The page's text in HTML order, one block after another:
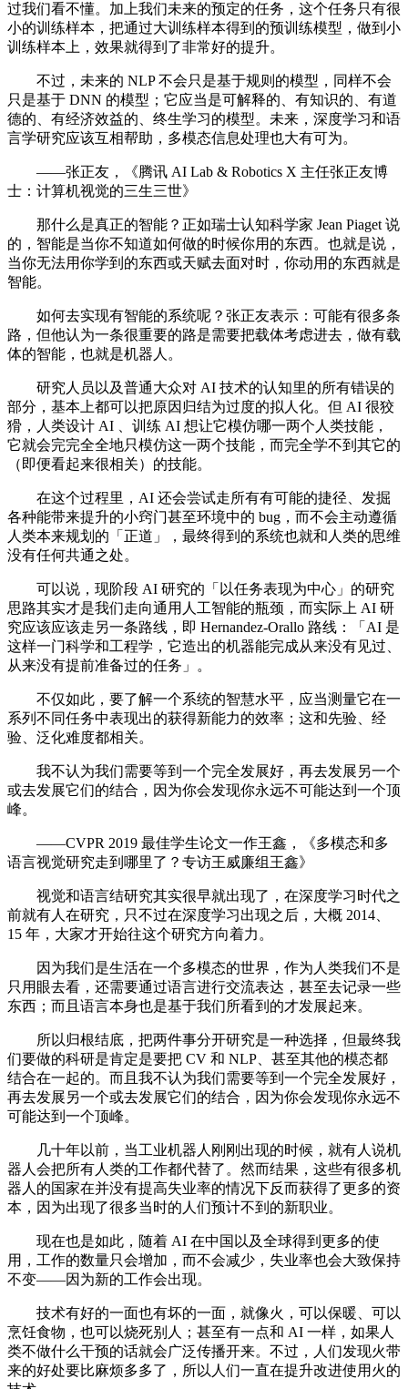
过我们看不懂。加上我们未来的预定的任务，这个任务只有很
小的训练样本，把通过大训练样本得到的预训练模型，做到小
训练样本上，效果就得到了非常好的提升。
不过，未来的 NLP 不会只是基于规则的模型，同样不会
只是基于 DNN 的模型；它应当是可解释的、有知识的、有道
德的、有经济效益的、终生学习的模型。未来，深度学习和语
言学研究应该互相帮助，多模态信息处理也大有可为。
——张正友，《腾讯 AI Lab & Robotics X 主任张正友博
士：计算机视觉的三生三世》
那什么是真正的智能？正如瑞士认知科学家 Jean Piaget 说
的，智能是当你不知道如何做的时候你用的东西。也就是说，
当你无法用你学到的东西或天赋去面对时，你动用的东西就是
智能。
如何去实现有智能的系统呢？张正友表示：可能有很多条
路，但他认为一条很重要的路是需要把载体考虑进去，做有载
体的智能，也就是机器人。
研究人员以及普通大众对 AI 技术的认知里的所有错误的
部分，基本上都可以把原因归结为过度的拟人化。但 AI 很狡
猾，人类设计 AI 、训练 AI 想让它模仿哪一两个人类技能，
它就会完完全全地只模仿这一两个技能，而完全学不到其它的
（即便看起来很相关）的技能。
在这个过程里，AI 还会尝试走所有有可能的捷径、发掘
各种能带来提升的小窍门甚至环境中的 bug，而不会主动遵循
人类本来规划的「正道」，最终得到的系统也就和人类的思维
没有任何共通之处。
可以说，现阶段 AI 研究的「以任务表现为中心」的研究
思路其实才是我们走向通用人工智能的瓶颈，而实际上 AI 研
究应该应该走另一条路线，即 Hernandez-Orallo 路线：「AI 是
这样一门科学和工程学，它造出的机器能完成从来没有见过、
从来没有提前准备过的任务」。
不仅如此，要了解一个系统的智慧水平，应当测量它在一
系列不同任务中表现出的获得新能力的效率；这和先验、经
验、泛化难度都相关。
我不认为我们需要等到一个完全发展好，再去发展另一个
或去发展它们的结合，因为你会发现你永远不可能达到一个顶
峰。
——CVPR 2019 最佳学生论文一作王鑫，《多模态和多
语言视觉研究走到哪里了？专访王威廉组王鑫》
视觉和语言结研究其实很早就出现了，在深度学习时代之
前就有人在研究，只不过在深度学习出现之后，大概 2014、
15 年，大家才开始往这个研究方向着力。
因为我们是生活在一个多模态的世界，作为人类我们不是
只用眼去看，还需要通过语言进行交流表达，甚至去记录一些
东西；而且语言本身也是基于我们所看到的才发展起来。
所以归根结底，把两件事分开研究是一种选择，但最终我
们要做的科研是肯定是要把 CV 和 NLP、甚至其他的模态都
结合在一起的。而且我不认为我们需要等到一个完全发展好，
再去发展另一个或去发展它们的结合，因为你会发现你永远不
可能达到一个顶峰。
几十年以前，当工业机器人刚刚出现的时候，就有人说机
器人会把所有人类的工作都代替了。然而结果，这些有很多机
器人的国家在并没有提高失业率的情况下反而获得了更多的资
本，因为出现了很多当时的人们预计不到的新职业。
现在也是如此，随着 AI 在中国以及全球得到更多的使
用，工作的数量只会增加，而不会减少，失业率也会大致保持
不变——因为新的工作会出现。
技术有好的一面也有坏的一面，就像火，可以保暖、可以
烹饪食物，也可以烧死别人；甚至有一点和 AI 一样，如果人
类不做什么干预的话就会广泛传播开来。不过，人们发现火带
来的好处要比麻烦多多了，所以人们一直在提升改进使用火的